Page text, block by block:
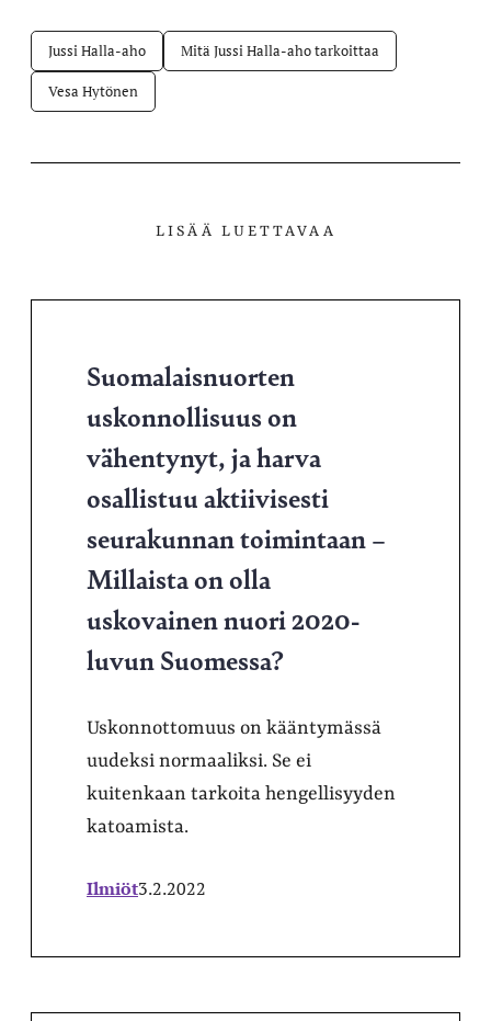
Jussi Halla-aho Mitä Jussi Halla-aho tarkoittaa
Vesa Hytönen
LISÄÄ LUETTAVAA
Suomalaisnuorten
uskonnollisuus on
vähentynyt, ja harva
osallistuu aktiivisesti
seurakunnan toimintaan –
Millaista on olla
uskovainen nuori 2020-
luvun Suomessa?
Uskonnottomuus on kääntymässä
uudeksi normaaliksi. Se ei
kuitenkaan tarkoita hengellisyyden
katoamista.
Ilmiöt3.2.2022